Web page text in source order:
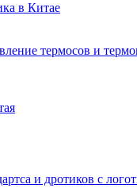
в Китае
термосов и
и дротиков с